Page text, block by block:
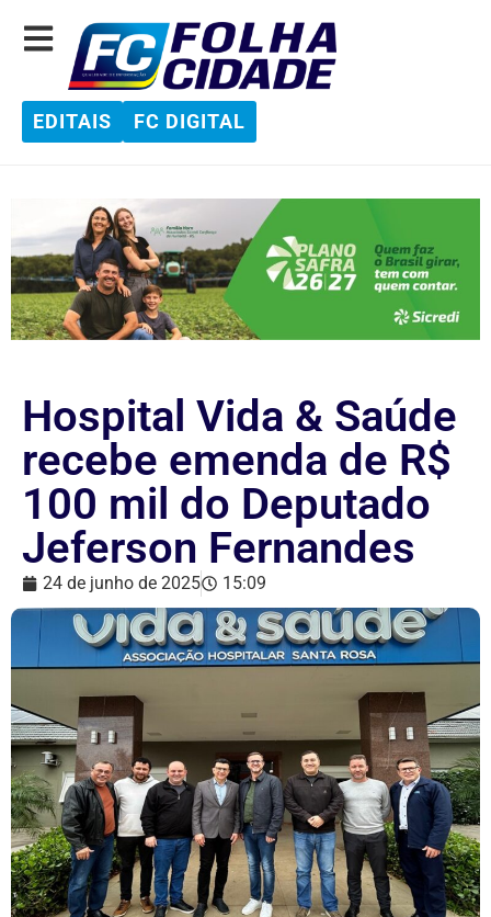
EDITAIS FC DIGITAL
Hospital Vida & Saúde
recebe emenda de R$
100 mil do Deputado
Jeferson Fernandes
24 de junho de 2025 15:09